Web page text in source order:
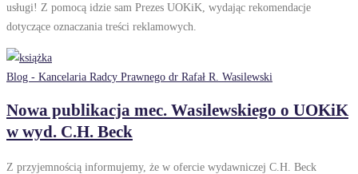
usługi! Z pomocą idzie sam Prezes UOKiK, wydając rekomendacje
dotyczące oznaczania treści reklamowych.
Blog - Kancelaria Radcy Prawnego dr Rafał R. Wasilewski
Nowa publikacja mec. Wasilewskiego o UOKiK
w wyd. C.H. Beck
Z przyjemnością informujemy, że w ofercie wydawniczej C.H. Beck